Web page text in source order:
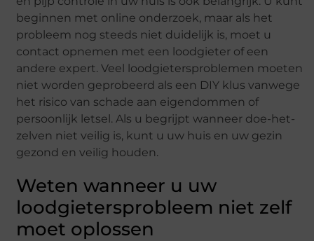
beginnen met online onderzoek, maar als het
probleem nog steeds niet duidelijk is, moet u
contact opnemen met een loodgieter of een
andere expert. Veel loodgietersproblemen moeten
niet worden geprobeerd als een DIY klus vanwege
het risico van schade aan eigendommen of
persoonlijk letsel. Als u begrijpt wanneer doe-het-
zelven niet veilig is, kunt u uw huis en uw gezin
gezond en veilig houden.
Weten wanneer u uw
loodgietersprobleem niet zelf
moet oplossen